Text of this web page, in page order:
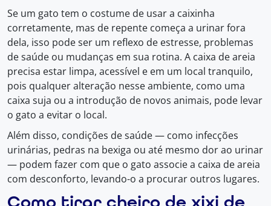
Se um gato tem o costume de usar a caixinha
corretamente, mas de repente começa a urinar fora
dela, isso pode ser um reflexo de estresse, problemas
de saúde ou mudanças em sua rotina. A caixa de areia
precisa estar limpa, acessível e em um local tranquilo,
pois qualquer alteração nesse ambiente, como uma
caixa suja ou a introdução de novos animais, pode levar
o gato a evitar o local.
Além disso, condições de saúde — como infecções
urinárias, pedras na bexiga ou até mesmo dor ao urinar
— podem fazer com que o gato associe a caixa de areia
com desconforto, levando-o a procurar outros lugares.